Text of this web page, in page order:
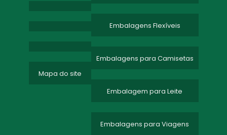
Mapa do site
Embalagens Flexíveis
Embalagens para Camisetas
Embalagem para Leite
Embalagens para Viagens